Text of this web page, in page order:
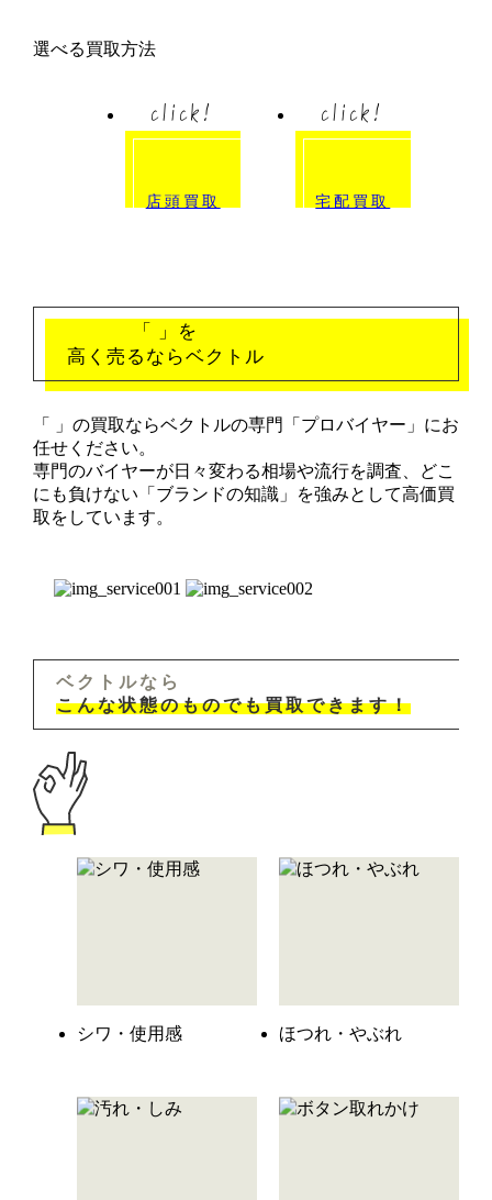
選べる買取方法
click!
店頭買取
click!
宅配買取
「 」を
高く売るならベクトル
「 」の買取ならベクトルの専門「プロバイヤー」にお
任せください。
専門のバイヤーが日々変わる相場や流行を調査、どこ
にも負けない「ブランドの知識」を強みとして高価買
取をしています。
ベクトルなら
こんな状態のものでも買取できます！
シワ・使用感 ほつれ・やぶれ